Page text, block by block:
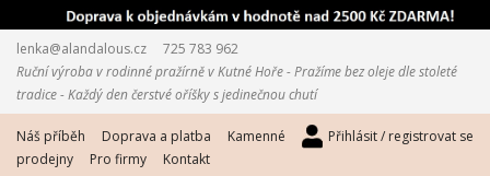
lenka@alandalous.cz 725 783 962
Ruční výroba v rodinné pražírně v Kutné Hoře - Pražíme bez oleje dle stoleté
tradice - Každý den čerstvé oříšky s jedinečnou chutí
Přihlásit / registrovat se
Náš příběh Doprava a platba
Kamenné
prodejny
Pro firmy Kontakt